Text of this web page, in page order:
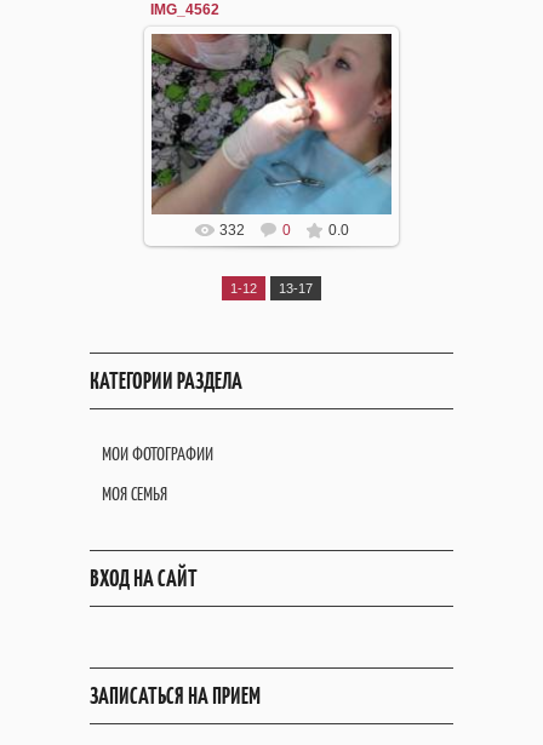
IMG_4562
05.05.2016
dzergal
332 0 0.0
1-12 13-17
КАТЕГОРИИ РАЗДЕЛА
МОИ ФОТОГРАФИИ
МОЯ СЕМЬЯ
ВХОД НА САЙТ
ЗАПИСАТЬСЯ НА ПРИЕМ